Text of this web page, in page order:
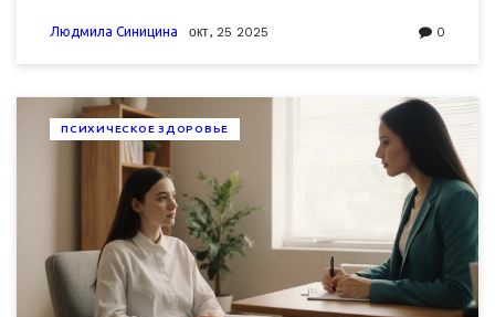
Людмила Синицина окт, 25 2025 0
ПСИХИЧЕСКОЕ ЗДОРОВЬЕ